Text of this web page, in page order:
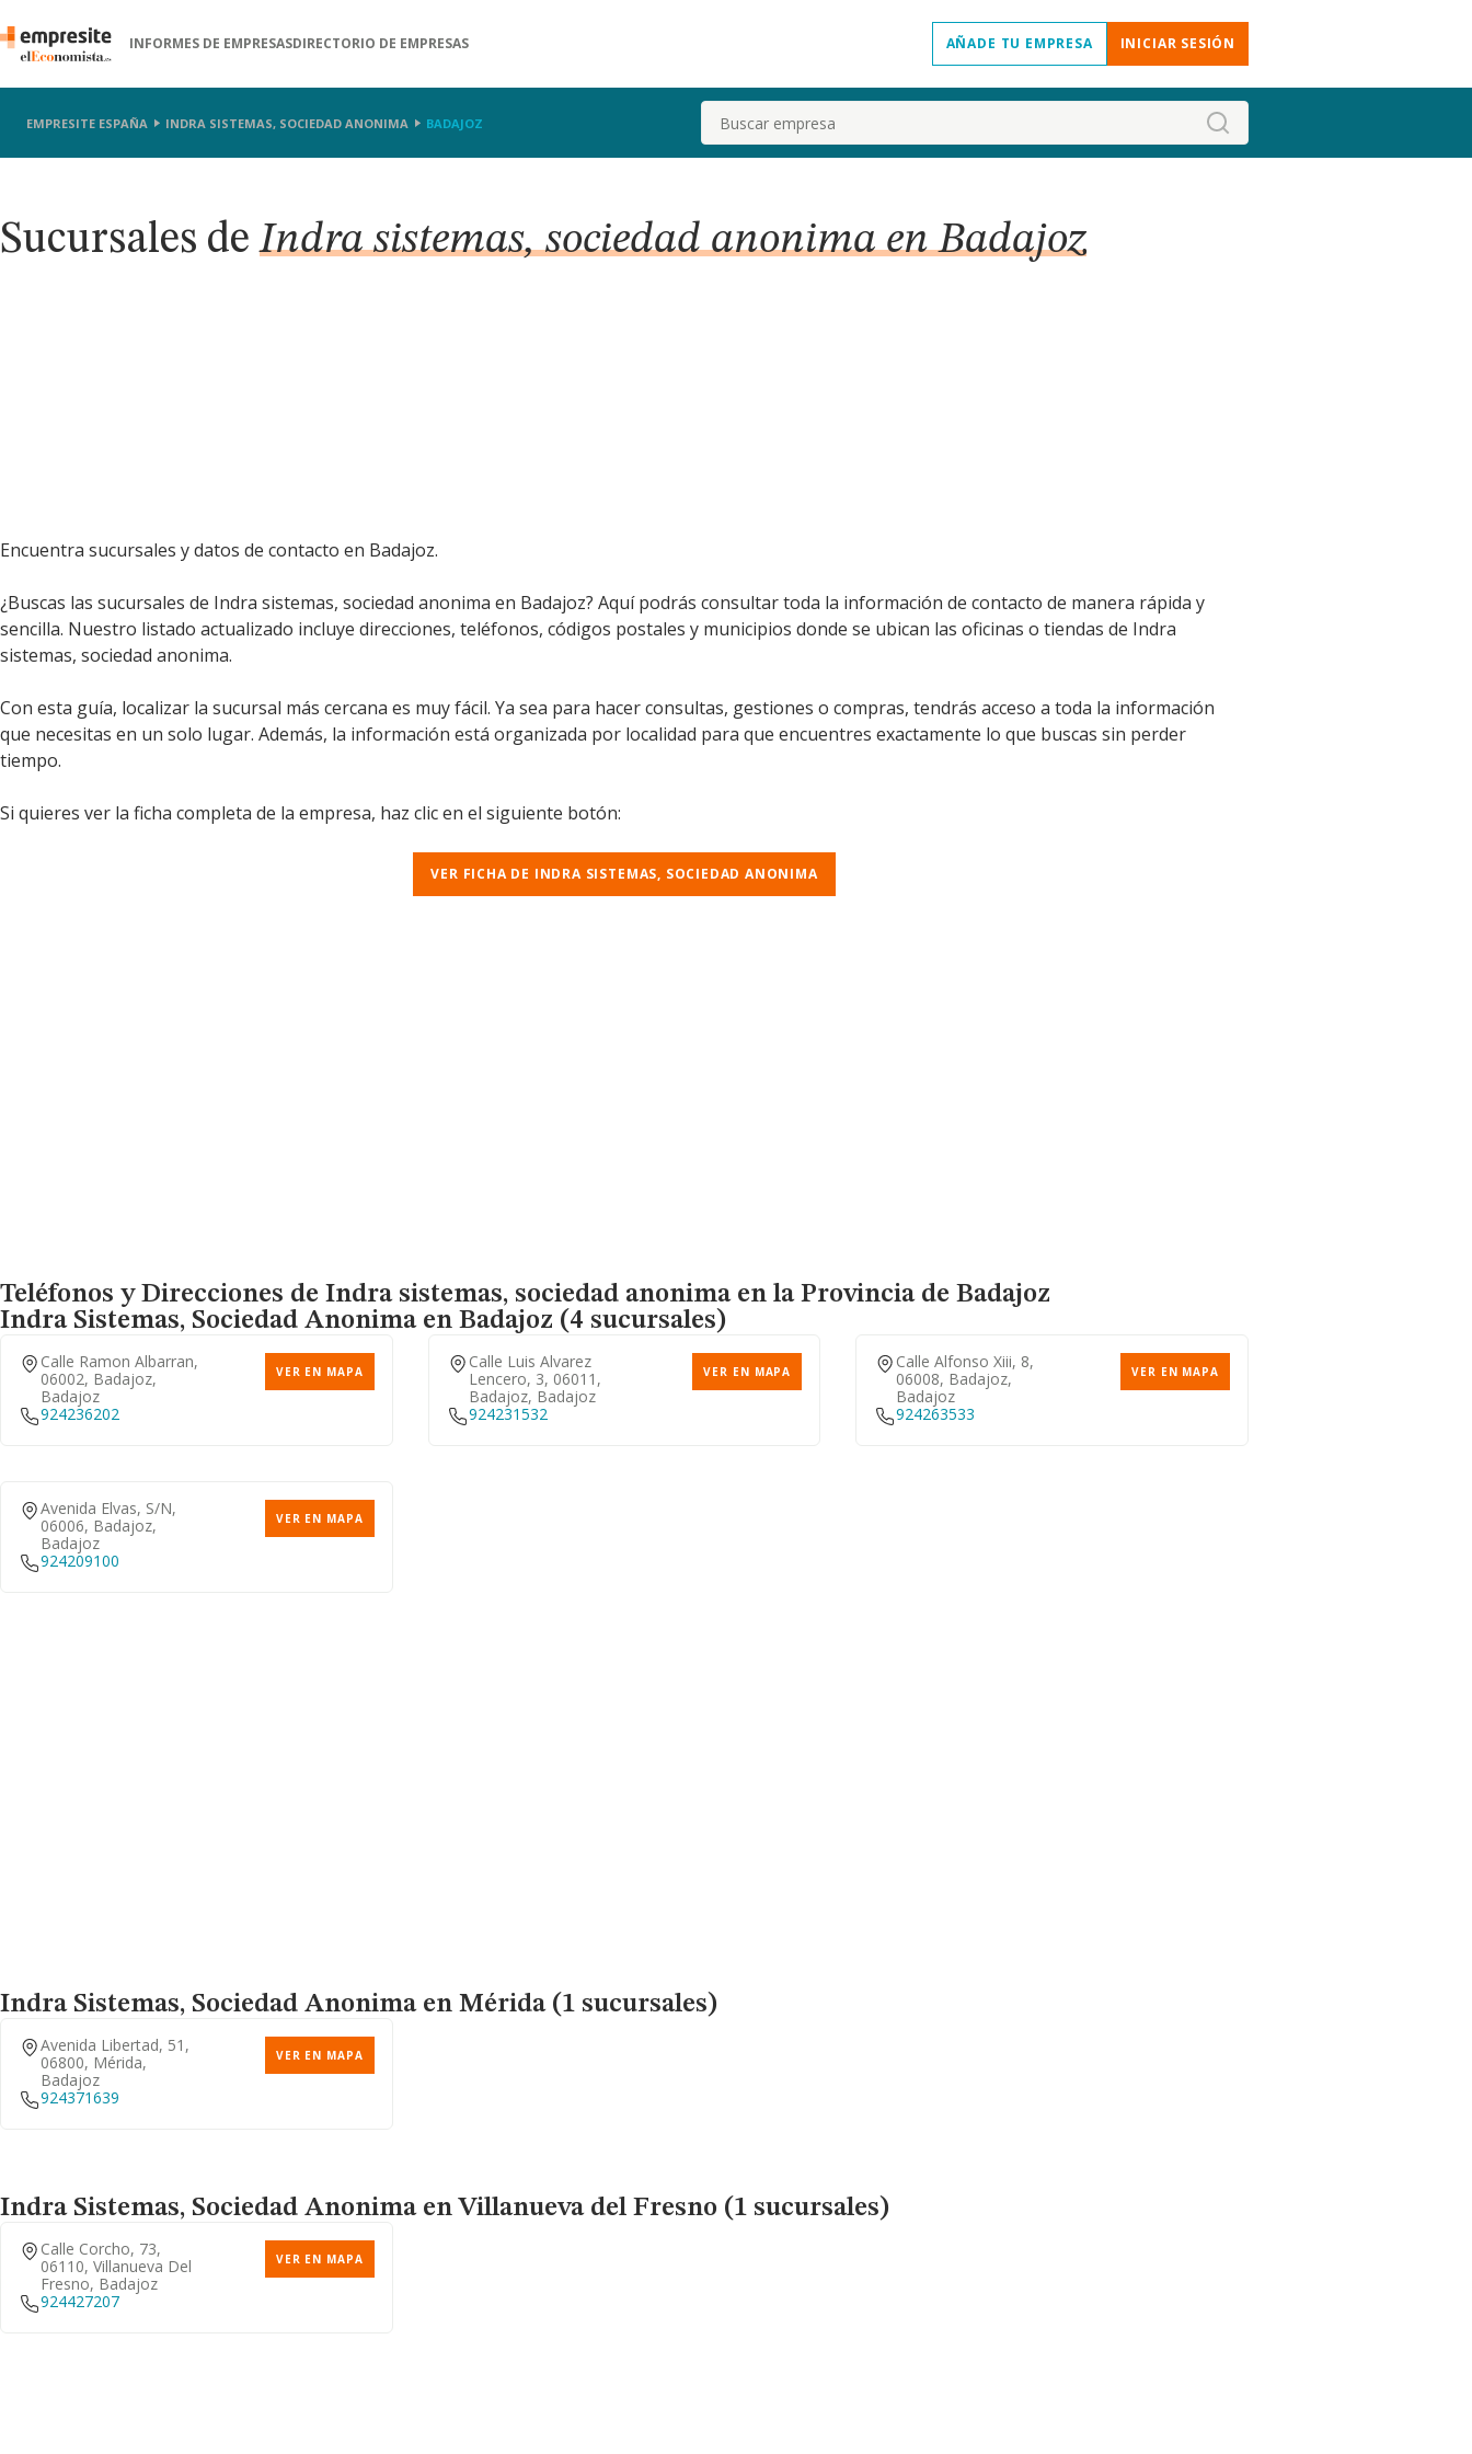
INFORMES DE EMPRESASDIRECTORIO DE EMPRESAS AÑADE TU EMPRESA INICIAR SESIÓN
EMPRESITE ESPAÑA INDRA SISTEMAS, SOCIEDAD ANONIMA BADAJOZ Buscar
Sucursales deIndra sistemas, sociedad anonima en Badajoz
Encuentra sucursales y datos de contacto en Badajoz.
¿Buscas las sucursales de Indra sistemas, sociedad anonima en Badajoz? Aquí podrás consultar toda la información de contacto de manera rápida y
sencilla. Nuestro listado actualizado incluye direcciones, teléfonos, códigos postales y municipios donde se ubican las oficinas o tiendas de Indra
sistemas, sociedad anonima.
Con esta guía, localizar la sucursal más cercana es muy fácil. Ya sea para hacer consultas, gestiones o compras, tendrás acceso a toda la información
que necesitas en un solo lugar. Además, la información está organizada por localidad para que encuentres exactamente lo que buscas sin perder
tiempo.
Si quieres ver la ficha completa de la empresa, haz clic en el siguiente botón:
VER FICHA DE INDRA SISTEMAS, SOCIEDAD ANONIMA
Teléfonos y Direcciones de Indra sistemas, sociedad anonima en la Provincia de Badajoz
Indra Sistemas, Sociedad Anonimaen Badajoz (4 sucursales)
Calle Ramon Albarran,
06002, Badajoz,
Badajoz
VER EN MAPA
924236202
Calle Luis Alvarez
Lencero, 3, 06011,
Badajoz, Badajoz
VER EN MAPA
924231532
Calle Alfonso Xiii, 8,
06008, Badajoz,
Badajoz
VER EN MAPA
924263533
Avenida Elvas, S/n,
06006, Badajoz,
Badajoz
VER EN MAPA
924209100
Indra Sistemas, Sociedad Anonimaen Mérida (1 sucursales)
Avenida Libertad, 51,
06800, Mérida,
Badajoz
VER EN MAPA
924371639
Indra Sistemas, Sociedad Anonimaen Villanueva del Fresno (1 sucursales)
Calle Corcho, 73,
06110, Villanueva Del
Fresno, Badajoz
VER EN MAPA
924427207